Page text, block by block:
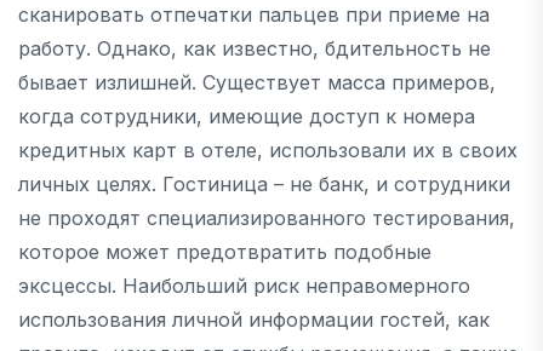
сканировать отпечатки пальцев при приеме на
работу. Однако, как известно, бдительность не
бывает излишней. Существует масса примеров,
когда сотрудники, имеющие доступ к номера
кредитных карт в отеле, использовали их в своих
личных целях. Гостиница – не банк, и сотрудники
не проходят специализированного тестирования,
которое может предотвратить подобные
эксцессы. Наибольший риск неправомерного
использования личной информации гостей, как